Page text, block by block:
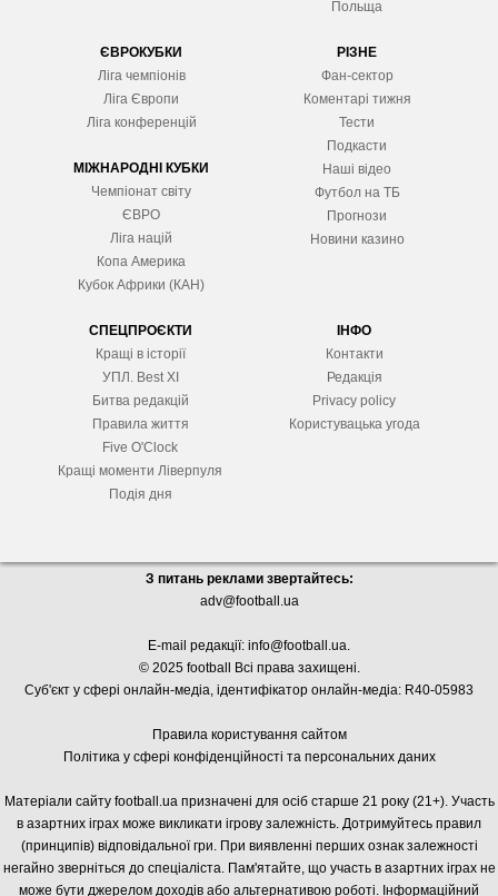
Польща
ЄВРОКУБКИ
Ліга чемпіонів
Ліга Європи
Ліга конференцій
МІЖНАРОДНІ КУБКИ
Чемпіонат світу
ЄВРО
Ліга націй
Копа Америка
Кубок Африки (КАН)
РІЗНЕ
Фан-сектор
Коментарі тижня
Тести
Подкасти
Наші відео
Футбол на ТБ
Прогнози
Новини казино
СПЕЦПРОЄКТИ
Кращі в історії
УПЛ. Best XІ
Битва редакцій
Правила життя
Five O'Clock
Кращі моменти Ліверпуля
Подія дня
ІНФО
Контакти
Редакція
Privacy policy
Користувацька угода
З питань реклами звертайтесь:
adv@football.ua
E-mail редакції: info@football.ua.
© 2025 football Всі права захищені.
Суб'єкт у сфері онлайн-медіа, ідентифікатор онлайн-медіа: R40-05983
Правила користування сайтом
Політика у сфері конфіденційності та персональних даних
Матеріали сайту football.ua призначені для осіб старше 21 року (21+). Участь
в азартних іграх може викликати ігрову залежність. Дотримуйтесь правил
(принципів) відповідальної гри. При виявленні перших ознак залежності
негайно зверніться до спеціаліста. Пам'ятайте, що участь в азартних іграх не
може бути джерелом доходів або альтернативою роботі. Інформаційний